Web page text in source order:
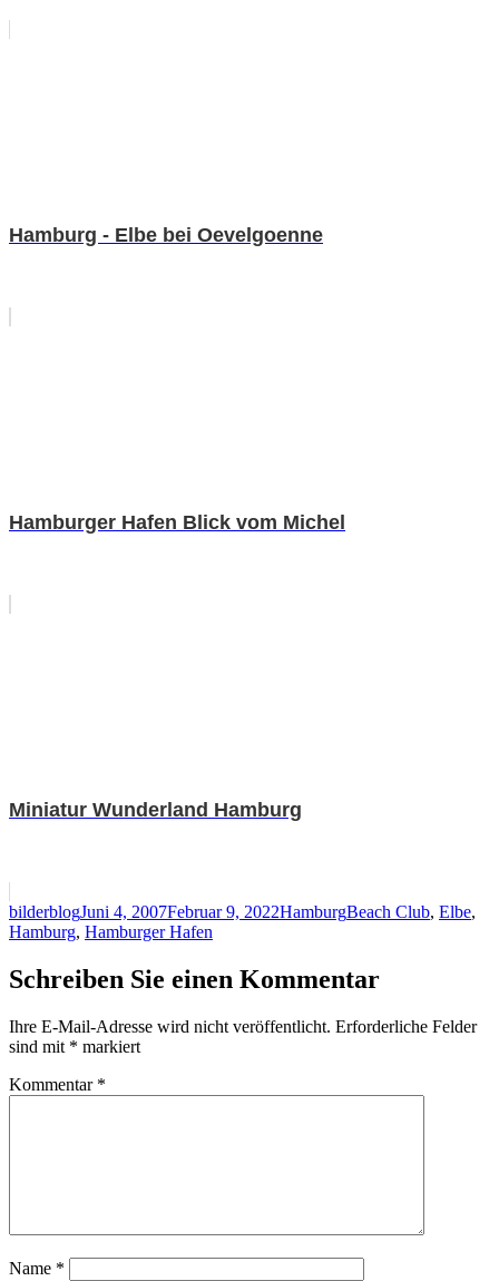
Hamburg - Elbe bei Oevelgoenne
Hamburger Hafen Blick vom Michel
Miniatur Wunderland Hamburg
Autor
bilderblogVeröffentlicht
am
Juni 4, 2007Februar 9, 2022Kategorien
HamburgSchlagwörter
Beach Club, Elbe,
Hamburg, Hamburger Hafen
Schreiben Sie einen Kommentar
Ihre E-Mail-Adresse wird nicht veröffentlicht. Erforderliche Felder
sind mit * markiert
Kommentar *
Name *